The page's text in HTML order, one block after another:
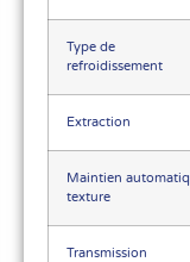
Type de
refroidissement
Extraction
Maintien
texture
Transmission